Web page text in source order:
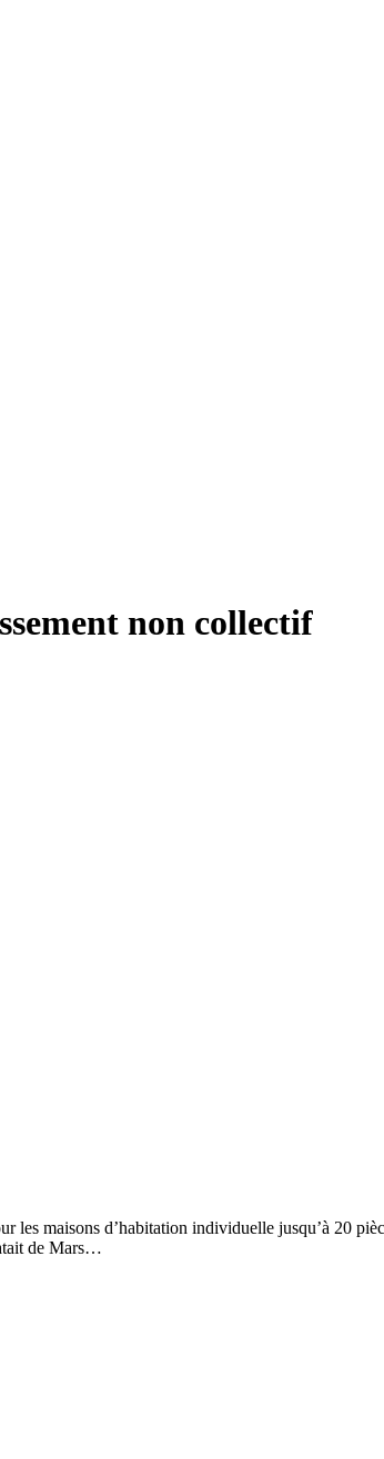
non collectif
les maisons d’habitation individuelle jusqu’à 20
de Mars…